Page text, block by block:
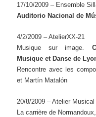
17/10/2009 – Ensemble
Auditorio Nacional de
4/2/2009 – AtelierXX-21
Musique sur image.
Musique et Danse de
Rencontre avec les
et Martín Matalón
20/8/2009 – Atelier
La carrière de